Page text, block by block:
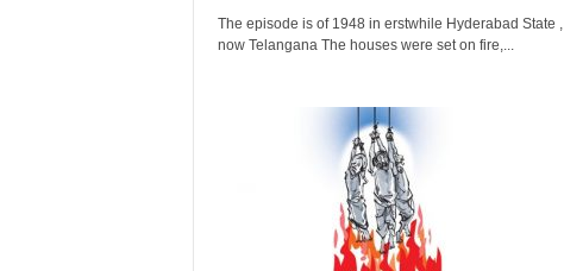
The episode is of 1948 in erstwhile Hyderabad State ,
now Telangana The houses were set on fire,...